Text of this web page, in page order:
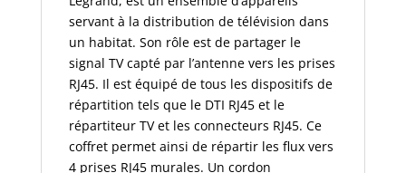
sorties
Ready
servant à la distribution de télévision dans
un habitat. Son rôle est de partager le
signal TV capté par l’antenne vers les prises
RJ45. Il est équipé de tous les dispositifs de
répartition tels que le DTI RJ45 et le
répartiteur TV et les connecteurs RJ45. Ce
coffret permet ainsi de répartir les flux vers
4 prises RJ45 murales. Un cordon